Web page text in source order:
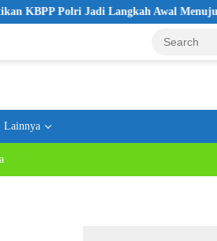
Polri Jadi Langkah Awal Menuju
Lainnya